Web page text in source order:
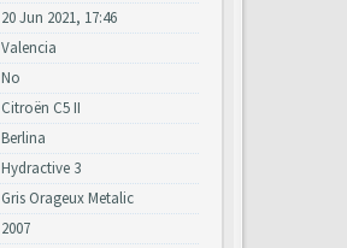
20 Jun 2021, 17:46
Valencia
No
Citroën C5 II
Berlina
Hydractive 3
Gris Orageux Metalic
2007